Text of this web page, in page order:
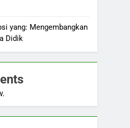
yang: Mengembangkan
Didik